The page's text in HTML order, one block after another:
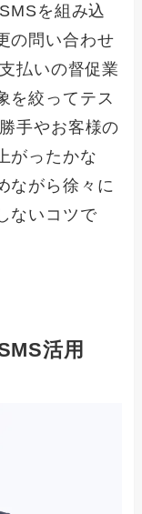
を組み込
の問い合わせ
払いの督促業
を絞ってテス
手やお客様の
がったかな
ながら徐々に
ないコツで
活用